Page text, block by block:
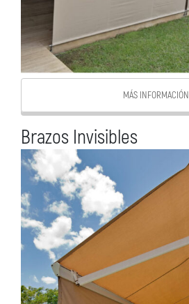
MÁS INFORMACIÓN
Brazos Invisibles